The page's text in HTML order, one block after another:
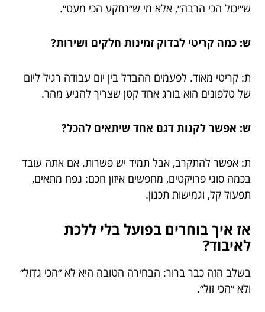
ש״יכול הכי הרבה״, אלא מי ש״נתקע הכי מעט״.
ש: כמה קריטי לבדוק זמינות חלקים ושירות?
ת: קריטי מאוד. לפעמים ההבדל בין יום עבודה רגיל ליום
של טלפונים הוא בורג אחד קטן שצריך להגיע מהר.
ש: אפשר לקנות דגם אחד שיתאים להכל?
ת: אפשר להתקרב, אבל תמיד יש פשרות. אם אתה עובד
בכמה סוגי פרויקטים, מחפשים איזון חכם: נפח מתאים,
תפעול קל, וגמישות תכנון.
אז איך בוחרים בפועל בלי ללכת
לאיבוד?
בשלב הזה כבר ברור: הבחירה הטובה היא לא ״הכי גדול״
ולא ״הכי זול״.